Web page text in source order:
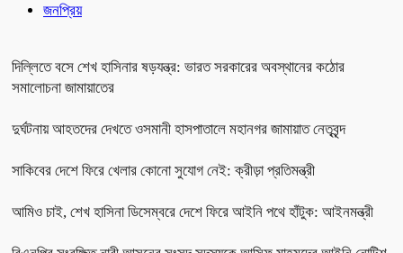
জনপ্রিয়
দিল্লিতে বসে শেখ হাসিনার ষড়যন্ত্র: ভারত সরকারের অবস্থানের কঠোর
সমালোচনা জামায়াতের
দুর্ঘটনায় আহতদের দেখতে ওসমানী হাসপাতালে মহানগর জামায়াত নেতৃবৃন্দ
সাকিবের দেশে ফিরে খেলার কোনো সুযোগ নেই: ক্রীড়া প্রতিমন্ত্রী
আমিও চাই, শেখ হাসিনা ডিসেম্বরে দেশে ফিরে আইনি পথে হাঁটুক: আইনমন্ত্রী